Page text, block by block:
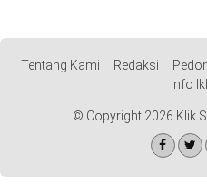
©
Tentang Kami Redaksi
Info
© Copyright 2026 Klik